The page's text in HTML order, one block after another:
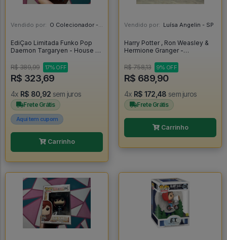
Vendido por: O Colecionador - SP
EdiÇao Limitada Funko Pop
Daemon Targaryen - House Of
R$ 389,99
17% OFF
R$ 323,69
4x R$ 80,92 sem juros
Frete Grátis
Aqui tem cupom
Carrinho
Vendido por: Luísa Angelin - SP
Harry Potter , Ron Weasley &
Hermione Granger -
R$ 758,13 9% OFF
R$ 689,90
4x R$ 172,48 sem juros
Frete Grátis
Carrinho